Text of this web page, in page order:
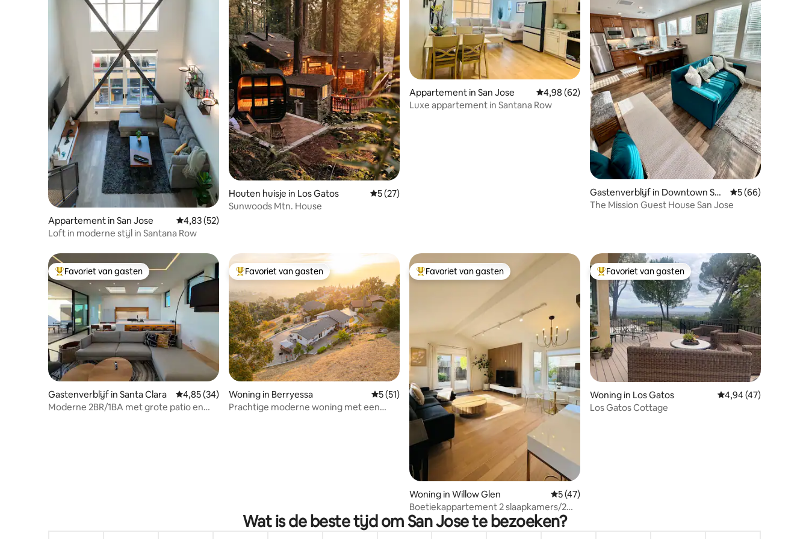
Appartement in San Jose Gemiddelde beoordeling van 4,83 op 5, 52 recensies
4,83 (52)
Loft in moderne stijl in Santana Row
Houten huisje in Los Gatos Gemiddelde beoordeling van 5 op 5, 27 recensies
5 (27)
Sunwoods Mtn. House
Appartement in San Jose Gemiddelde beoordeling van 4,98 op 5, 62 recensies
4,98 (62)
Luxe appartement in Santana Row
Gastenverblijf in Downtown San
Jose
Gemiddelde
5 (66)
The Mission Guest House San Jose
Topfavoriet van gasten
Favoriet van gasten
Gastenverblijf in Santa Clara Gemiddelde beoordeling van 4,85 op 5, 34 recensies
4,85 (34)
Moderne 2BR/1BA met grote patio en
Topfavoriet van gasten
Favoriet van gasten
Woning in Berryessa Gemiddelde beoordeling van 5 op 5, 51 recensies
5 (51)
Prachtige moderne woning met een
Topfavoriet van gasten
Favoriet van gasten
Woning in Willow Glen Gemiddelde beoordeling van 5 op 5, 47 recensies
5 (47)
Boetiekappartement 2 slaapkamers/2
badkamers | Privétuin | Silicon Valley
Topfavoriet van gasten
Favoriet van gasten
Woning in Los Gatos Gemiddelde
4,94 (47)
Los Gatos Cottage
Wat is de beste tijd om San Jose te bezoeken?